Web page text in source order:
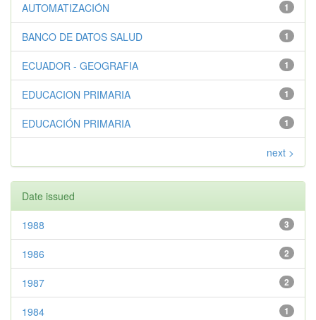
1
AUTOMATIZACIÓN
1
BANCO DE DATOS SALUD
1
ECUADOR - GEOGRAFIA
1
EDUCACION PRIMARIA
1
EDUCACIÓN PRIMARIA
next >
Date issued
3
1988
2
1986
2
1987
1
1984